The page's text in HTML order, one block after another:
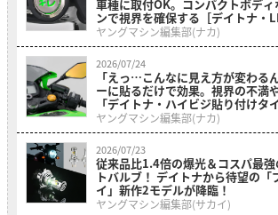
車種に取付OK。コンパクトボデ
ンで視界を確保する［デイトナ・
ニット プレシャスレイ スモール］
ヤングマシン編集部(ナカ)
2026/07/24
「えっ…こんなに見え方が変わる
ーに貼るだけで効果。視界の不満
「デイトナ・ハイビジ貼り付けタ
介！
ヤングマシン編集部(ナカ)
2026/07/23
従来品比1.4倍の爆光＆コスパ最
トバルブ！ デイトナから待望の「
イ」新作2モデルが降臨！
ヤングマシン編集部(サカイ)